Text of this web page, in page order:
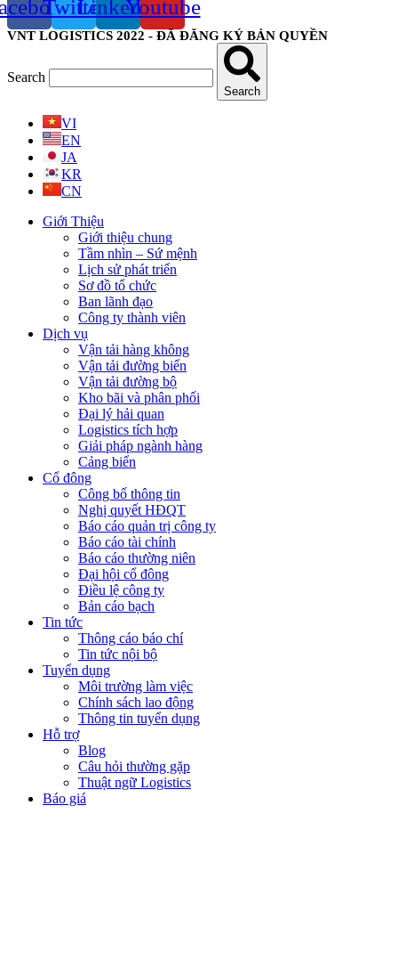
TwitterLinkedinYoutube
VNT LOGISTICS 2022 - ĐÃ ĐĂNG KÝ BẢN QUYỀN
Search
Search
VI
EN
JA
KR
CN
Giới Thiệu
Giới thiệu chung
Tầm nhìn – Sứ mệnh
Lịch sử phát triển
Sơ đồ tổ chức
Ban lãnh đạo
Công ty thành viên
Dịch vụ
Vận tải hàng không
Vận tải đường biển
Vận tải đường bộ
Kho bãi và phân phối
Đại lý hải quan
Logistics tích hợp
Giải pháp ngành hàng
Cảng biển
Cổ đông
Công bố thông tin
Nghị quyết HĐQT
Báo cáo quản trị công ty
Báo cáo tài chính
Báo cáo thường niên
Đại hội cổ đông
Điều lệ công ty
Bản cáo bạch
Tin tức
Thông cáo báo chí
Tin tức nội bộ
Tuyển dụng
Môi trường làm việc
Chính sách lao động
Thông tin tuyển dụng
Hỗ trợ
Blog
Câu hỏi thường gặp
Thuật ngữ Logistics
Báo giá